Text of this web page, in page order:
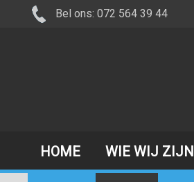
Bel ons: 072 564 39 44
HOME WIE WIJ ZIJN